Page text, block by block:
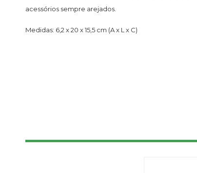
acessórios sempre arejados.
Medidas: 6,2 x 20 x 15,5 cm (A x L x C)